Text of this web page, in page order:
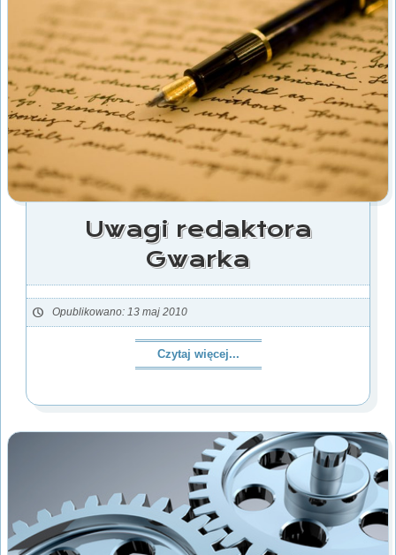
Uwagi redaktora
Gwarka
Opublikowano: 13 maj 2010
Czytaj więcej...